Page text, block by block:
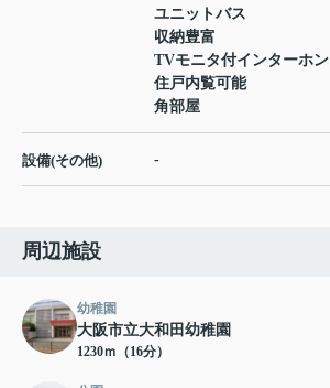
ユニットバス
収納豊富
TVモニタ付インターホン
住戸内覧可能
角部屋
設備(その他) -
周辺施設
幼稚園
大阪市立大和田幼稚園
1230ｍ（16分）